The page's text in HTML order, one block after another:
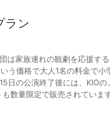
ラン
は家族連れの観劇を応援す
う価格で大人1名の料金で
日の公演終了後には、KIO
数量限定で販売されています